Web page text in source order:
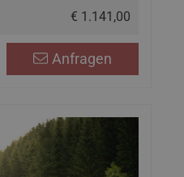
€ 1.141,00
Anfragen